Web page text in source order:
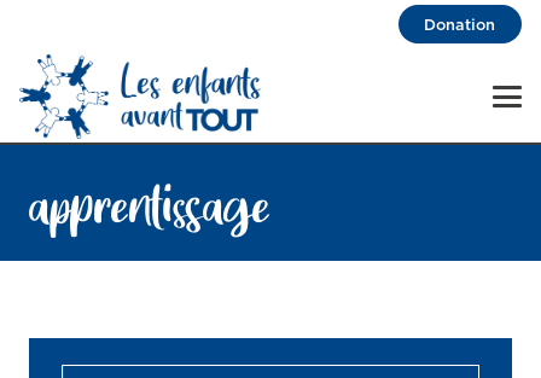
Donation
apprentissage